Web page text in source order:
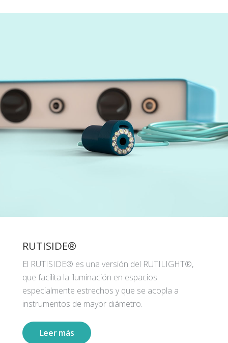
RUTISIDE®
El RUTISIDE® es una versión del RUTILIGHT®,
que facilita la iluminación en espacios
especialmente estrechos y que se acopla a
instrumentos de mayor diámetro.
Leer más